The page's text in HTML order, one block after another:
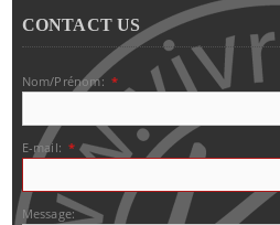
CONTACT US
Nom/Prénom: *
E-mail: *
Message: